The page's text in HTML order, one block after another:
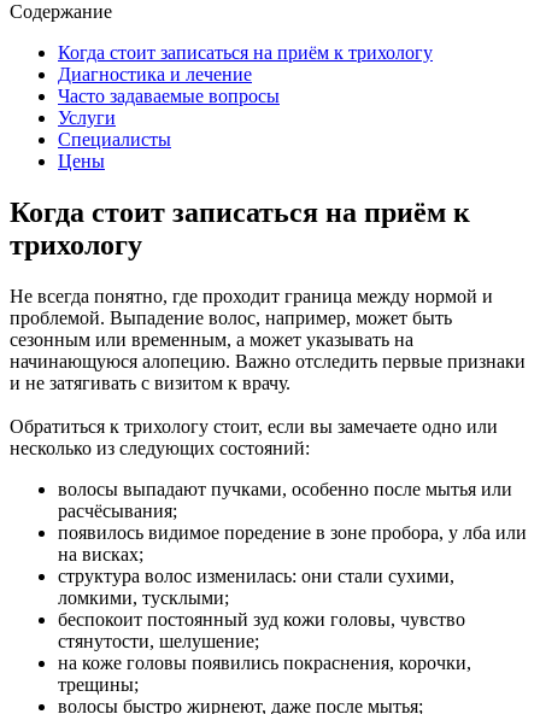
Содержание
Когда стоит записаться на приём к трихологу
Диагностика и лечение
Часто задаваемые вопросы
Услуги
Специалисты
Цены
Когда стоит записаться на приём к
трихологу
Не всегда понятно, где проходит граница между нормой и
проблемой. Выпадение волос, например, может быть
сезонным или временным, а может указывать на
начинающуюся алопецию. Важно отследить первые признаки
и не затягивать с визитом к врачу.
Обратиться к трихологу стоит, если вы замечаете одно или
несколько из следующих состояний:
волосы выпадают пучками, особенно после мытья или
расчёсывания;
появилось видимое поредение в зоне пробора, у лба или
на висках;
структура волос изменилась: они стали сухими,
ломкими, тусклыми;
беспокоит постоянный зуд кожи головы, чувство
стянутости, шелушение;
на коже головы появились покраснения, корочки,
трещины;
волосы быстро жирнеют, даже после мытья;